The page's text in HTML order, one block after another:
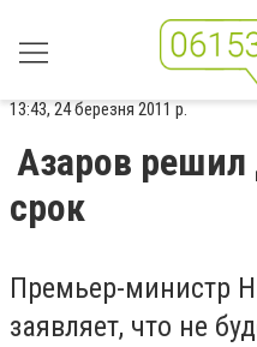
13:43, 24 березня 2011 р.
Азаров решил
срок
Премьер-министр
заявляет, что не